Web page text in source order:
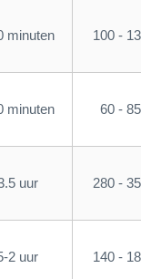
minuten 100 -
minuten 60 - 85
uur 280 -
2 uur 140 -